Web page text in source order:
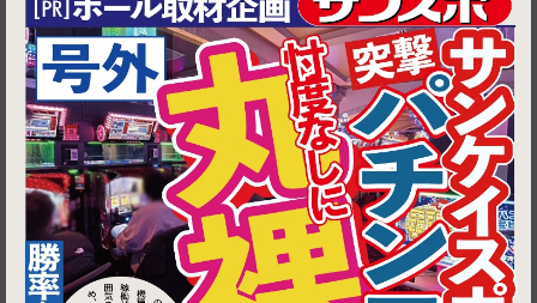
Dining BAGOOS
南国シャーベットサービス
利用条件 他券併用不可, お食事の方 ※予告なく変更になる場合がございます。
有効期限 2026-08-15
▶ ルートを見る